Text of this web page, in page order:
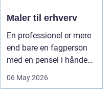
Maler til erhverv
En professionel er mere
end bare en fagperson
med en pensel i hånden.
investerer i malerarbejde,
06 May 2026